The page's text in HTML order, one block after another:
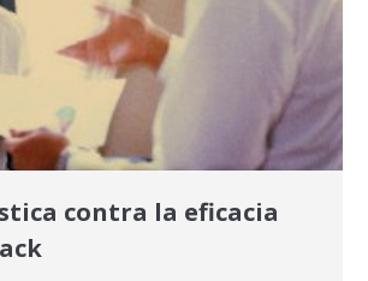
contra la eficacia